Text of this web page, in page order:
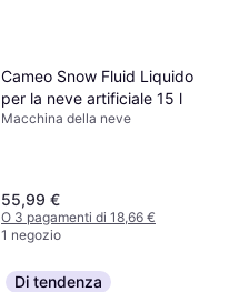
Cameo Snow Fluid Liquido
per la neve artificiale 15 l
Macchina della neve
55,99 €
O 3 pagamenti di 18,66 €
1 negozio
Di tendenza